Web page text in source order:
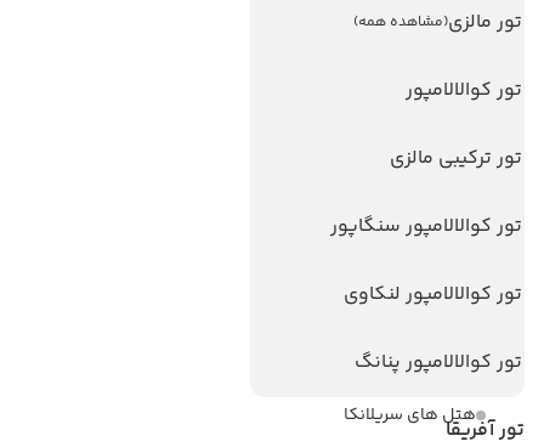
تور مالزی(مشاهده همه)
تور کوالالامپور
تور ترکیبی مالزی
تور کوالالامپور سنگاپور
تور کوالالامپور لنکاوی
تور کوالالامپور پنانگ
تور آفریقا
درباره ما
تماس با ما
هتل های آنتالیا
هتل های استانبول
هتل های اندونزی
هتل های سریلانکا